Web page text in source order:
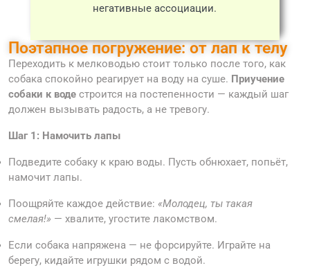
негативные ассоциации.
Поэтапное погружение: от лап к телу
Переходить к мелководью стоит только после того, как
собака спокойно реагирует на воду на суше. Приучение
собаки к воде строится на постепенности — каждый шаг
должен вызывать радость, а не тревогу.
Шаг 1: Намочить лапы
Подведите собаку к краю воды. Пусть обнюхает, попьёт,
намочит лапы.
Поощряйте каждое действие: «Молодец, ты такая
смелая!» — хвалите, угостите лакомством.
Если собака напряжена — не форсируйте. Играйте на
берегу, кидайте игрушки рядом с водой.